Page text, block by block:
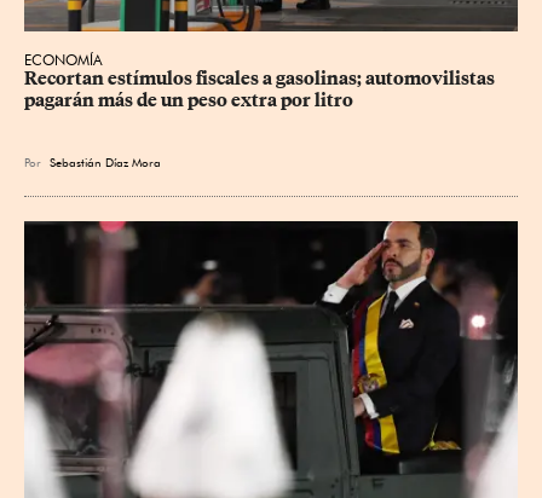
ECONOMÍA
Recortan estímulos fiscales a gasolinas; automovilistas
pagarán más de un peso extra por litro
Por Sebastián Díaz Mora